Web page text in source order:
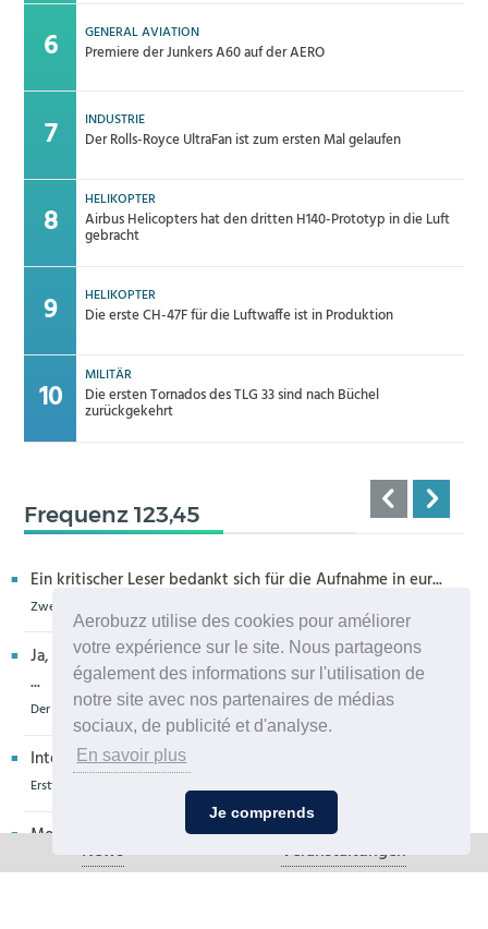
Aerobuzz utilise des cookies pour améliorer
votre expérience sur le site. Nous partageons
également des informations sur l'utilisation de
notre site avec nos partenaires de médias
sociaux, de publicité et d'analyse.
En savoir plus
Je comprends
GENERAL AVIATION
Premiere der Junkers A60 auf der AERO
INDUSTRIE
Der Rolls-Royce UltraFan ist zum ersten Mal gelaufen
HELIKOPTER
Airbus Helicopters hat den dritten H140-Prototyp in die Luft
gebracht
HELIKOPTER
Die erste CH-47F für die Luftwaffe ist in Produktion
MILITÄR
Die ersten Tornados des TLG 33 sind nach Büchel
zurückgekehrt
Frequenz 123,45
Ein kritischer Leser bedankt sich für die Aufnahme in eur...
Zweiter H160M-Prototyp fliegt
Ja, sehr bedauerlich diese Entwicklung, die allenthalben um
...
Der Zero-G Airbus in Köln wird zerlegt, die Legende lebt weiter
Interessantes Flugzeug, u. a. weil auch die Propeller der De...
Erstflug der Piper Seminole DX mit DeltaHawk-Motoren
Moin aus Schiffdorf, danke für die Nachricht. Ich meine,da...
PZL Mielec fertigt die ersten S-70 Firehawk
News Veranstaltungen